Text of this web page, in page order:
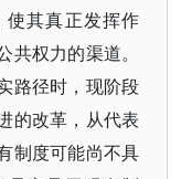
使其真正发挥作
权力的渠道。
路径时，现阶段
的改革，从代表
制度可能尚不具